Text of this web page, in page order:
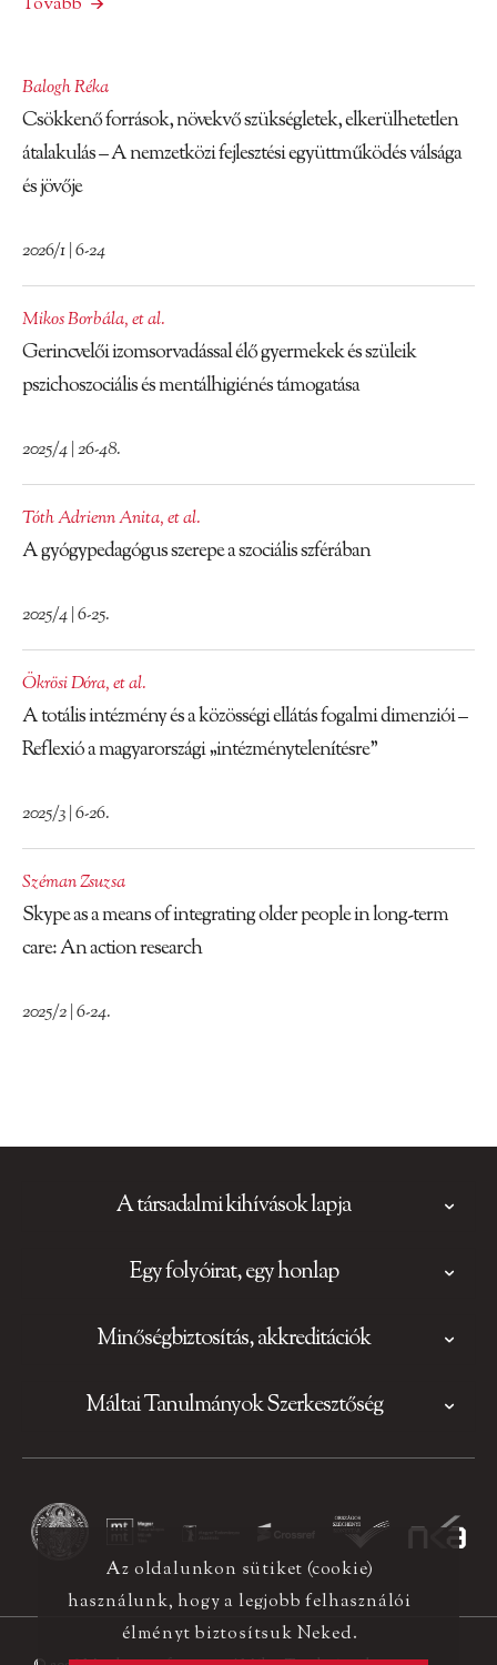
Balogh Réka
Csökkenő források, növekvő szükségletek, elkerülhetetlen
átalakulás – A nemzetközi fejlesztési együttműködés válsága
és jövője
2026/1 | 6-24
Mikos Borbála,et al.
Gerincvelői izomsorvadással élő gyermekek és szüleik
pszichoszociális és mentálhigiénés támogatása
2025/4 | 26-48.
Tóth Adrienn Anita,et al.
A gyógypedagógus szerepe a szociális szférában
2025/4 | 6-25.
Ökrösi Dóra,et al.
A totális intézmény és a közösségi ellátás fogalmi dimenziói –
Reflexió a magyarországi „intézménytelenítésre”
2025/3 | 6-26.
Széman Zsuzsa
Skype as a means of integrating older people in long-term
care: An action research
2025/2 | 6-24.
A társadalmi kihívások lapja
Egy folyóirat, egy honlap
Minőségbiztosítás, akkreditációk
Máltai Tanulmányok Szerkesztőség
Az oldalunkon sütiket (cookie)
használunk, hogy a legjobb felhasználói
élményt biztosítsuk Neked.